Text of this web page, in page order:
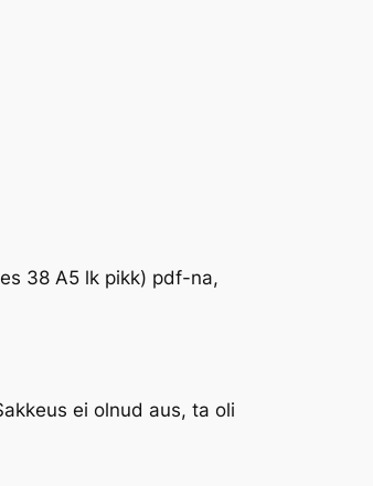
38 A5 lk pikk) pdf-na,
ei olnud aus, ta oli